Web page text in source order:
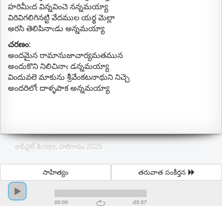
హరిమీఁద విన్నవించె నన్నమయ్యా
విరివిగలిగినట్టి వేదముల యర్థ మెల్లా
అరసి తెలిపినాఁడు అన్నమయ్యా
చరణం:
అందమైన రామానుజాచార్యమతమున
అందుకొని నిలిచినాఁ డన్నమయ్యా
విందువలె మాకును శ్రీవేంకటనాథుని నిచ్చె
అందరిలోఁ దాళ్ళపాక అన్నమయ్యా
కాపీరైట్ &copy; హరిగానం 2025
తరువాత సంకీర్తన
సాహిత్యం
00:00 -05:57